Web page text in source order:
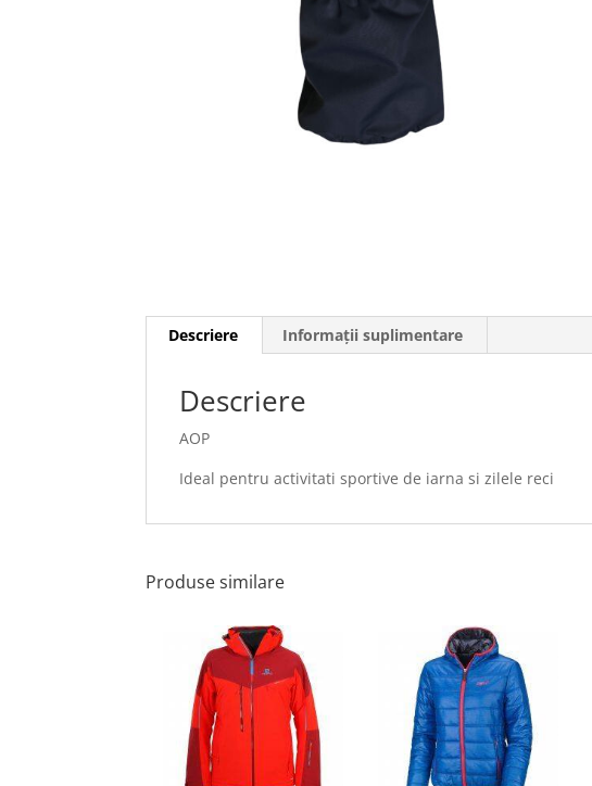
Descriere Informații suplimentare
Descriere
AOP
Ideal pentru activitati sportive de iarna si zilele reci
Produse similare